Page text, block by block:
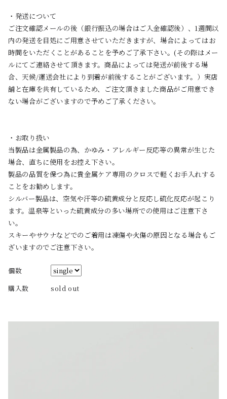
・発送について
ご注文確認メールの後（銀行振込の場合はご入金確認後）、1週間以
内の発送を目処にご用意させていただきますが、場合によってはお
時間をいただくことがあることを予めご了承下さい。(その際はメー
ルにてご連絡させて頂きます。商品によっては発送が前後する場
合、天候/運送会社により到着が前後することがございます。）実店
舗と在庫を共有しているため、ご注文頂きました商品がご用意でき
ない場合がございますので予めご了承ください。
・お取り扱い
当製品は金属製品の為、かゆみ・アレルギー反応等の異常が生じた
場合、直ちに使用をお控え下さい。
製品の品質を保つ為に貴金属ケア専用のクロスで軽くお手入れする
ことをお勧めします。
シルバー製品は、空気や汗等の硫黄成分と反応し硫化反応が起こり
ます。温泉等といった硫黄成分の多い場所での使用はご注意下さ
い。
スキーやサウナなどでのご着用は凍傷や火傷の原因となる場合もご
ざいますのでご注意下さい。
個数
購入数
sold out